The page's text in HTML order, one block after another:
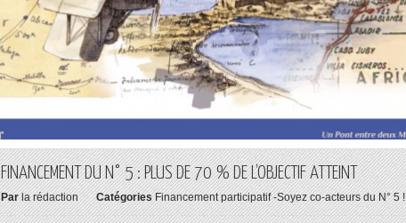
FINANCEMENT DU N° 5 : PLUS DE 70 % DE L’OBJECTIF ATTEINT
Par la rédaction Catégories Financement participatif -Soyez co-acteurs du N° 5 !